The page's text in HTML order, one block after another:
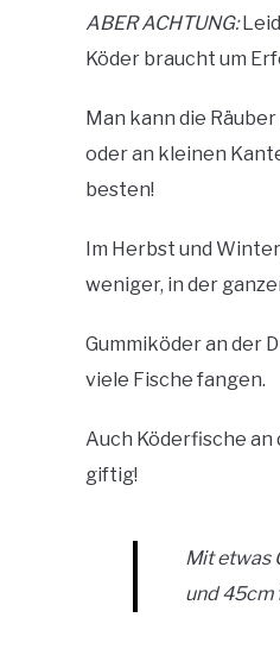
ABER ACHTUNG:
Köder braucht um
Man kann die
oder an kleinen
besten!
Im Herbst und
weniger, in der
Gummiköder an der
viele Fische fangen.
Auch Köderfische
giftig!
Mit etwas
und 45cm